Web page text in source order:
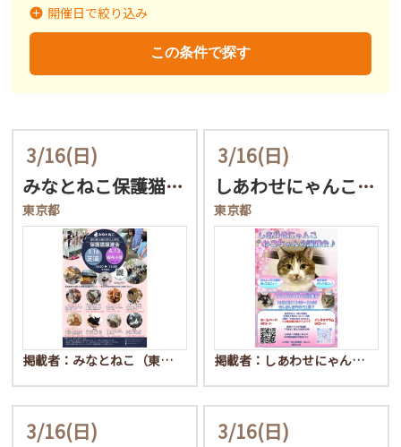
開催日開催日で絞り込み
この条件で探す
3/16(日)
みなとねこ保護猫譲渡会＠…
東京都
掲載者：みなとねこ（東…
3/16(日)
しあわせにゃんこ猫ちゃん…
東京都
掲載者：しあわせにゃん…
3/16(日) 3/16(日)